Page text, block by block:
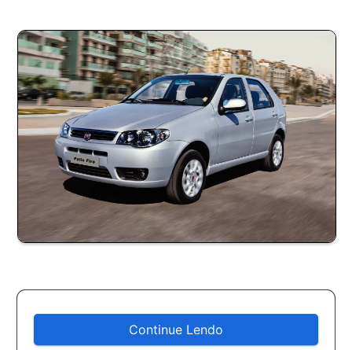
Continue Lendo